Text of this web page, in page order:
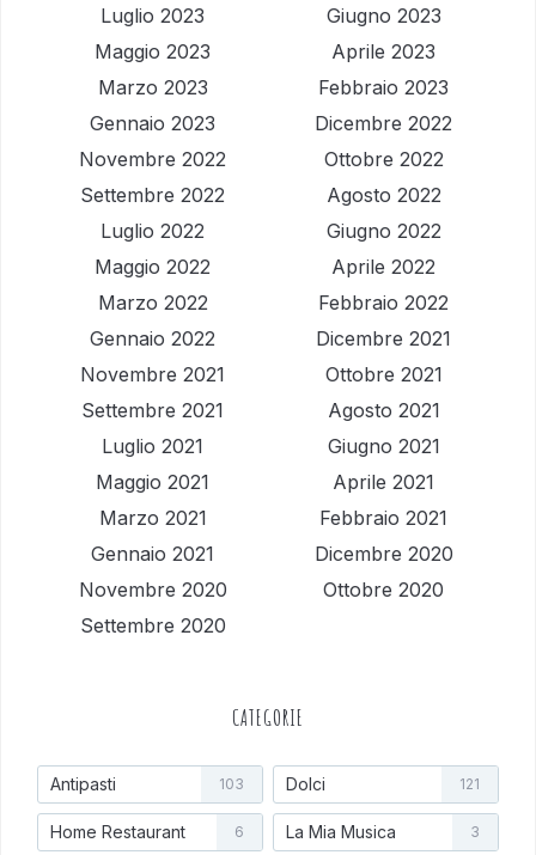
Luglio 2023
Giugno 2023
Maggio 2023
Aprile 2023
Marzo 2023
Febbraio 2023
Gennaio 2023
Dicembre 2022
Novembre 2022
Ottobre 2022
Settembre 2022
Agosto 2022
Luglio 2022
Giugno 2022
Maggio 2022
Aprile 2022
Marzo 2022
Febbraio 2022
Gennaio 2022
Dicembre 2021
Novembre 2021
Ottobre 2021
Settembre 2021
Agosto 2021
Luglio 2021
Giugno 2021
Maggio 2021
Aprile 2021
Marzo 2021
Febbraio 2021
Gennaio 2021
Dicembre 2020
Novembre 2020
Ottobre 2020
Settembre 2020
CATEGORIE
Antipasti 103 Dolci 121
Home Restaurant 6 La Mia Musica 3